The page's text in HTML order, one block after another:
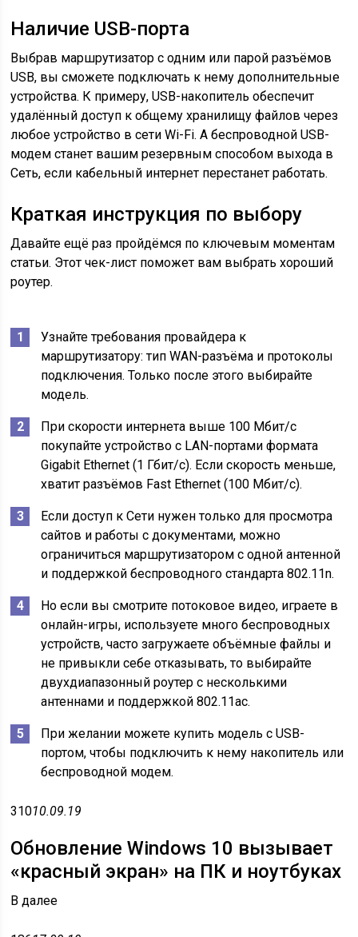
Наличие USB-порта
Выбрав маршрутизатор с одним или парой разъёмов
USB, вы сможете подключать к нему дополнительные
устройства. К примеру, USB-накопитель обеспечит
удалённый доступ к общему хранилищу файлов через
любое устройство в сети Wi-Fi. А беспроводной USB-
модем станет вашим резервным способом выхода в
Сеть, если кабельный интернет перестанет работать.
Краткая инструкция по выбору
Давайте ещё раз пройдёмся по ключевым моментам
статьи. Этот чек-лист поможет вам выбрать хороший
роутер.
Узнайте требования провайдера к
маршрутизатору: тип WAN-разъёма и протоколы
подключения. Только после этого выбирайте
модель.
При скорости интернета выше 100 Мбит/с
покупайте устройство с LAN-портами формата
Gigabit Ethernet (1 Гбит/с). Если скорость меньше,
хватит разъёмов Fast Ethernet (100 Мбит/с).
Если доступ к Сети нужен только для просмотра
сайтов и работы с документами, можно
ограничиться маршрутизатором с одной антенной
и поддержкой беспроводного стандарта 802.11n.
Но если вы смотрите потоковое видео, играете в
онлайн-игры, используете много беспроводных
устройств, часто загружаете объёмные файлы и
не привыкли себе отказывать, то выбирайте
двухдиапазонный роутер с несколькими
антеннами и поддержкой 802.11ac.
При желании можете купить модель с USB-
портом, чтобы подключить к нему накопитель или
беспроводной модем.
31010.09.19
Обновление Windows 10 вызывает
«красный экран» на ПК и ноутбуках
В далее